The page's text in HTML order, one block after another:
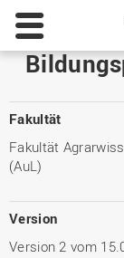
Fakultät
Fakultät
(AuL)
Version
Version 2 vom